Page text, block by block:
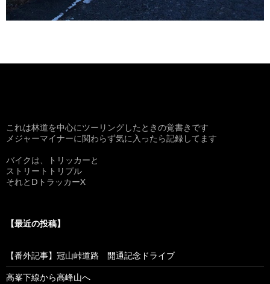
これは林道を中心にツーリングしたときの覚書きです
メジャーマイナーに関わらず気に入ったら記録してます
バイクは、トリッカーと
ストリートトリプル
それとDトラッカーX
【最近の投稿】
【番外記事】冠山峠道路 開通記念ドライブ
高峯下線から高峰山へ